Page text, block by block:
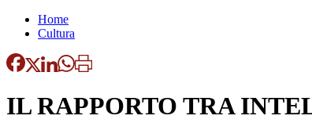
Home
Cultura
IL RAPPORTO TRA